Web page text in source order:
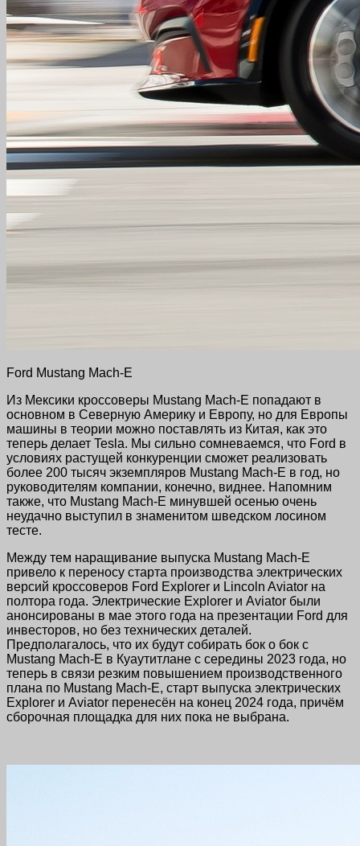
Ford Mustang Mach-E
Из Мексики кроссоверы Mustang Mach-E попадают в
основном в Северную Америку и Европу, но для Европы
машины в теории можно поставлять из Китая, как это
теперь делает Tesla. Мы сильно сомневаемся, что Ford в
условиях растущей конкуренции сможет реализовать
более 200 тысяч экземпляров Mustang Mach-E в год, но
руководителям компании, конечно, виднее. Напомним
также, что Mustang Mach-E минувшей осенью очень
неудачно выступил в знаменитом шведском лосином
тесте.
Между тем наращивание выпуска Mustang Mach-E
привело к переносу старта производства электрических
версий кроссоверов Ford Explorer и Lincoln Aviator на
полтора года. Электрические Explorer и Aviator были
анонсированы в мае этого года на презентации Ford для
инвесторов, но без технических деталей.
Предполагалось, что их будут собирать бок о бок с
Mustang Mach-E в Куаутитлане с середины 2023 года, но
теперь в связи резким повышением производственного
плана по Mustang Mach-E, старт выпуска электрических
Explorer и Aviator перенесён на конец 2024 года, причём
сборочная площадка для них пока не выбрана.